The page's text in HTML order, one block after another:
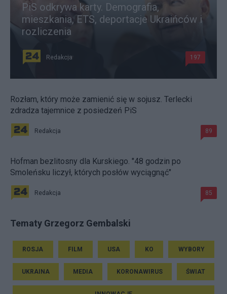
PiS odkrywa karty. Demografia,
mieszkania, ETS, deportacje Ukraińców i
rozliczenia
Redakcja 197
Rozłam, który może zamienić się w sojusz. Terlecki
zdradza tajemnice z posiedzeń PiS
Redakcja 89
Hofman bezlitosny dla Kurskiego. "48 godzin po
Smoleńsku liczył, których posłów wyciągnąć"
Redakcja 85
Tematy Grzegorz Gembalski
ROSJA FILM USA KO WYBORY
UKRAINA MEDIA KORONAWIRUS ŚWIAT